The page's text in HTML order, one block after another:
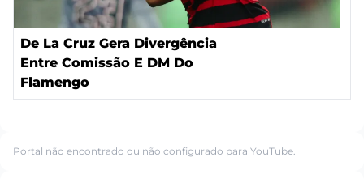
De La Cruz Gera Divergência
Entre Comissão E DM Do
Flamengo
Portal não encontrado ou não configurado para YouTube.